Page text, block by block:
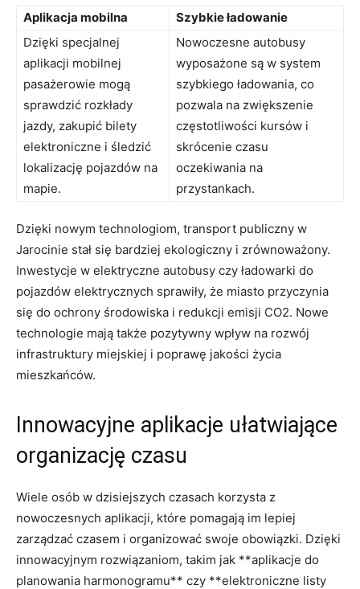
Aplikacja mobilna
Szybkie⁢ ładowanie
Dzięki specjalnej
⁤aplikacji mobilnej
pasażerowie mogą
sprawdzić​ rozkłady
⁣jazdy, zakupić bilety
elektroniczne i‌ śledzić
lokalizację pojazdów⁢ na
mapie.
Nowoczesne autobusy
wyposażone są w system
szybkiego ładowania, co
pozwala na zwiększenie
częstotliwości kursów i
skrócenie czasu
oczekiwania na
przystankach.
Dzięki nowym technologiom, transport publiczny w
Jarocinie stał​ się bardziej ekologiczny i zrównoważony.
Inwestycje w elektryczne ‌autobusy czy ładowarki do
pojazdów elektrycznych sprawiły, że miasto przyczynia
się do ochrony środowiska ​i redukcji emisji‍ CO2. Nowe‌
technologie mają także pozytywny wpływ na rozwój
infrastruktury miejskiej i poprawę jakości życia
mieszkańców.
Innowacyjne aplikacje ułatwiające
organizację czasu
Wiele osób w dzisiejszych czasach ⁤korzysta z
nowoczesnych aplikacji, ⁤które pomagają im lepiej
zarządzać⁢ czasem i organizować swoje ​obowiązki. Dzięki
innowacyjnym⁣ rozwiązaniom, takim jak **aplikacje ⁤do
planowania harmonogramu** czy **elektroniczne listy